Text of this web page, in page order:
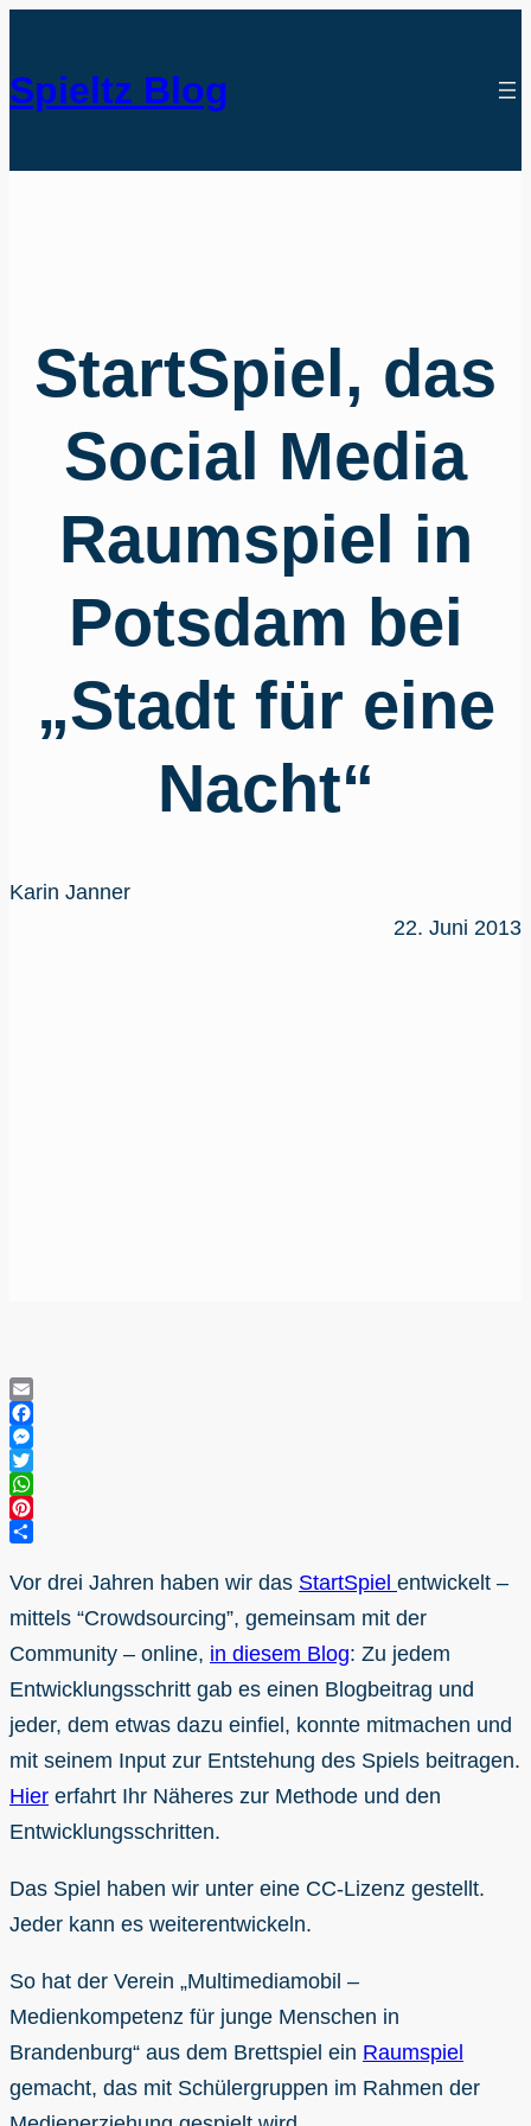
Spieltz Blog
StartSpiel, das
Social Media
Raumspiel in
Potsdam bei
„Stadt für eine
Nacht“
Karin Janner
22. Juni 2013
Email
Facebook
Messenger
Twitter
WhatsApp
Pinterest
Vor drei Jahren haben wir das StartSpiel entwickelt –
mittels “Crowdsourcing”, gemeinsam mit der
Community – online, in diesem Blog: Zu jedem
Entwicklungsschritt gab es einen Blogbeitrag und
jeder, dem etwas dazu einfiel, konnte mitmachen und
mit seinem Input zur Entstehung des Spiels beitragen.
Hier erfahrt Ihr Näheres zur Methode und den
Entwicklungsschritten.
Das Spiel haben wir unter eine CC-Lizenz gestellt.
Jeder kann es weiterentwickeln.
So hat der Verein „Multimediamobil –
Medienkompetenz für junge Menschen in
Brandenburg“ aus dem Brettspiel ein Raumspiel
gemacht, das mit Schülergruppen im Rahmen der